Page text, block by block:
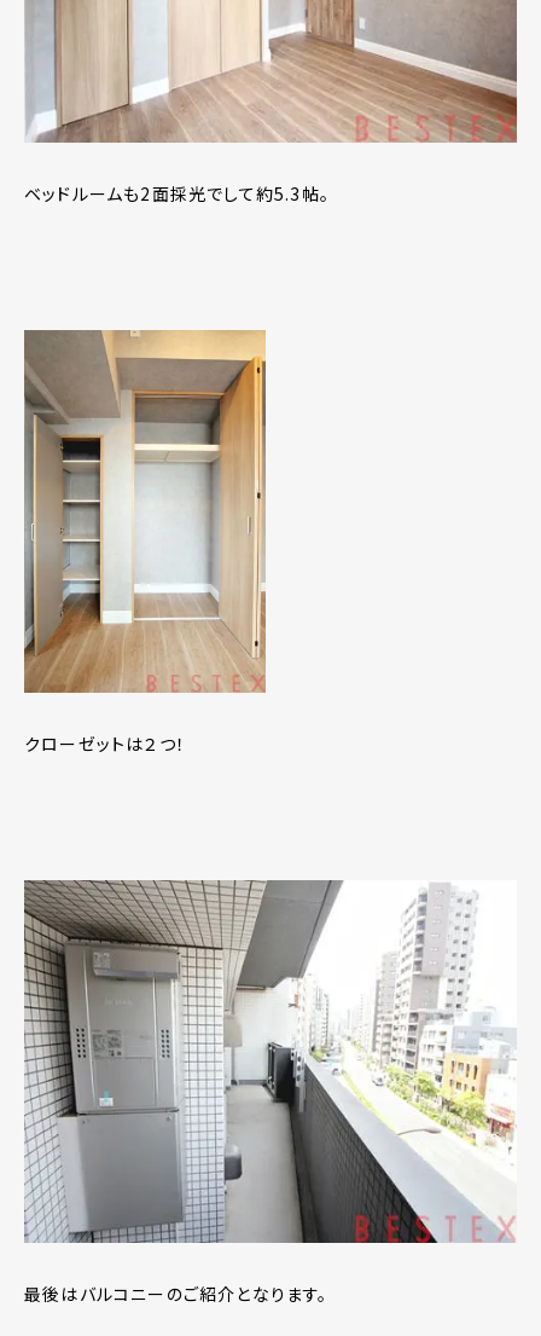
ベッドルームも2面採光でして約5.3帖。
クローゼットは２つ！
最後はバルコニーのご紹介となります。